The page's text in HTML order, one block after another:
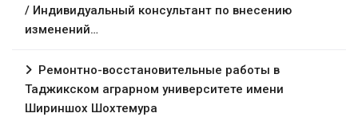
/ Индивидуальный консультант по внесению
изменений…
Ремонтно-восстановительные работы в
Таджикском аграрном университете имени
Шириншох Шохтемура